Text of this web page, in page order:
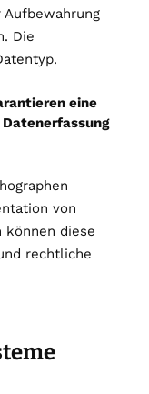
Die
eine
von
können diese
rechtliche